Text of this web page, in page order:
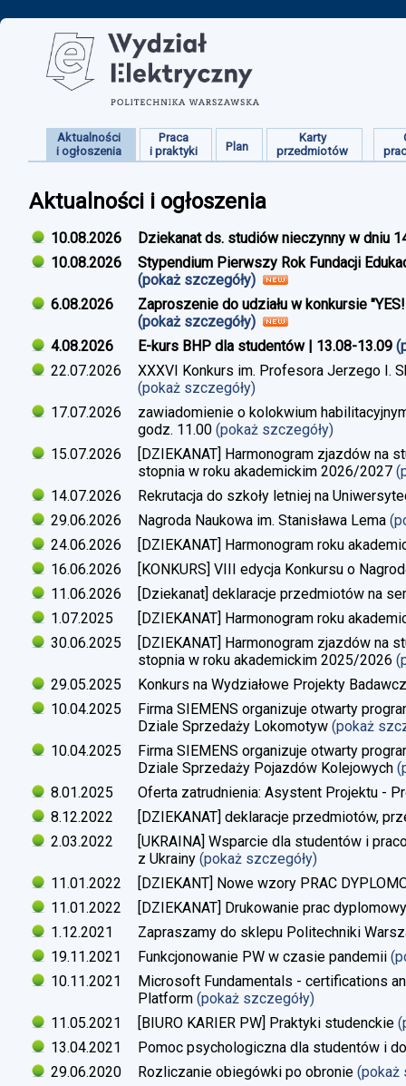
Aktualności
i ogłoszenia
Praca
i praktyki
Plan
Karty
przedmiotów
Aktualności i ogłoszenia
10.08.2026
Dziekanat ds. studiów nieczynny w dniu
10.08.2026
Stypendium Pierwszy Rok Fundacji
(pokaż szczegóły)
6.08.2026
Zaproszenie do udziału w konkursie
(pokaż szczegóły)
4.08.2026
E-kurs BHP dla studentów | 13.08-13.09
22.07.2026
XXXVI Konkurs im. Profesora Jerzego I.
(pokaż szczegóły)
17.07.2026
zawiadomienie o kolokwium
godz. 11.00 (pokaż szczegóły)
15.07.2026
[DZIEKANAT] Harmonogram zjazdów na
stopnia w roku akademickim 2026/2027
14.07.2026
Rekrutacja do szkoły letniej na
29.06.2026
Nagroda Naukowa im. Stanisława Lema
24.06.2026
[DZIEKANAT] Harmonogram roku
16.06.2026
[KONKURS] VIII edycja Konkursu o
11.06.2026
[Dziekanat] deklaracje przedmiotów na
1.07.2025
[DZIEKANAT] Harmonogram roku
30.06.2025
[DZIEKANAT] Harmonogram zjazdów na
stopnia w roku akademickim 2025/2026
29.05.2025
Konkurs na Wydziałowe Projekty
10.04.2025
Firma SIEMENS organizuje otwarty
Dziale Sprzedaży Lokomotyw (pokaż
10.04.2025
Firma SIEMENS organizuje otwarty
Dziale Sprzedaży Pojazdów Kolejowych
8.01.2025
Oferta zatrudnienia: Asystent Projektu -
8.12.2022
[DZIEKANAT] deklaracje przedmiotów,
2.03.2022
[UKRAINA] Wsparcie dla studentów i
z Ukrainy (pokaż szczegóły)
11.01.2022
[DZIEKANT] Nowe wzory PRAC
11.01.2022
[DZIEKANAT] Drukowanie prac
1.12.2021
Zapraszamy do sklepu Politechniki
19.11.2021
Funkcjonowanie PW w czasie pandemii
10.11.2021
Microsoft Fundamentals - certifications
Platform (pokaż szczegóły)
11.05.2021
[BIURO KARIER PW] Praktyki studenckie
13.04.2021
Pomoc psychologiczna dla studentów i
29.06.2020
Rozliczanie obiegówki po obronie (pokaż